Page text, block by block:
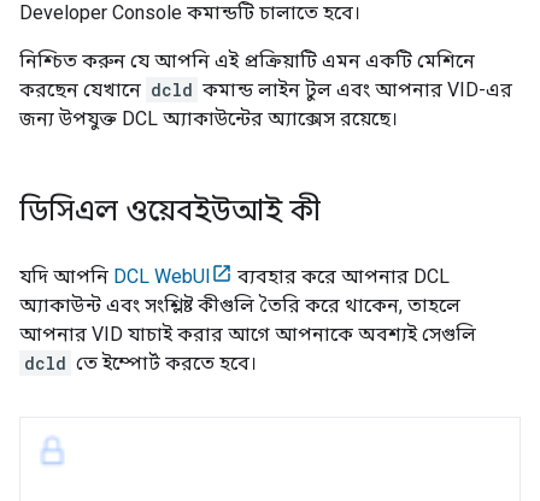
Developer Console কমান্ডটি চালাতে হবে।
নিশ্চিত করুন যে আপনি এই প্রক্রিয়াটি এমন একটি মেশিনে
করছেন যেখানে dcld কমান্ড লাইন টুল এবং আপনার VID-এর
জন্য উপযুক্ত DCL অ্যাকাউন্টের অ্যাক্সেস রয়েছে।
ডিসিএল ওয়েবইউআই কী
যদি আপনি DCL WebUI
ব্যবহার করে আপনার DCL
অ্যাকাউন্ট এবং সংশ্লিষ্ট কীগুলি তৈরি করে থাকেন, তাহলে
আপনার VID যাচাই করার আগে আপনাকে অবশ্যই সেগুলি
dcld তে ইম্পোর্ট করতে হবে।